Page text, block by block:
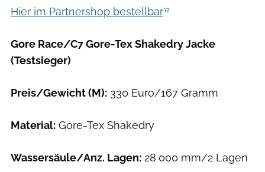
Hier im Partnershop bestellbar
Gore Race/C7 Gore-Tex Shakedry Jacke
(Testsieger)
Preis/Gewicht (M): 330 Euro/167 Gramm
Material: Gore-Tex Shakedry
Wassersäule/Anz. Lagen: 28 000 mm/2 Lagen